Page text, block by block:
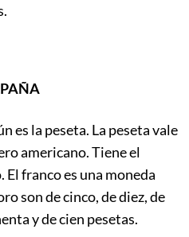
es la peseta. La peseta vale
americano. Tiene el
franco es una moneda
son de cinco, de diez, de
y de cien pesetas.